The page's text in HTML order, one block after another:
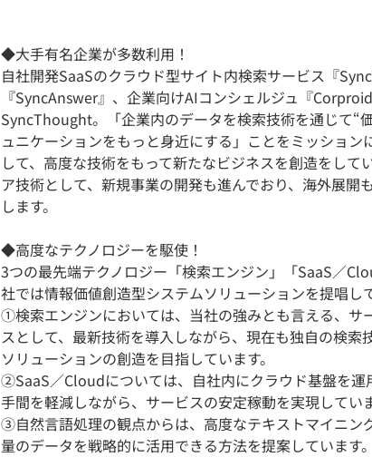
◆大手有名企業が多数利用！
自社開発SaaSのクラウド型サイト内検索サービス『
『SyncAnswer』、企業向けAIコンシェルジュ『
SyncThought。「企業内のデータを検索技術を通じて“
ュニケーションをもっと身近にする」ことをミッション
して、高度な技術をもって新たなビジネスを創造をして
ア技術として、新規事業の開発も進んでおり、海外展開
します。
◆高度なテクノロジーを駆使！
3つの最先端テクノロジー「検索エンジン」「SaaS／
社では情報価値創造型システムソリューションを提唱し
①検索エンジンにおいては、当社の強みとも言える、サ
スとして、最新技術を導入しながら、現在も独自の検索
ソリューションの創造を目指しています。
②SaaS／Cloudについては、自社内にクラウド基盤を運
手間を軽減しながら、サービスの安定稼動を実現していま
③自然言語処理の観点からは、高度なテキストマイニン
量のデータを戦略的に活用できる方法を提案しています。